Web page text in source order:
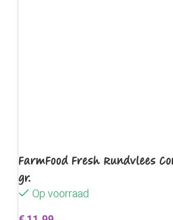
FarmFood Fresh Rundvlees
gr.
Op voorraad